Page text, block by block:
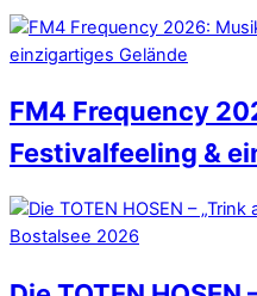
FM4 Frequency
Festivalfeeling &